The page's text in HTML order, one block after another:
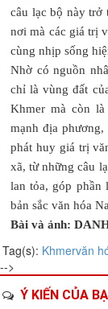
câu lạc bộ này trở
nơi mà các giá trị
cùng nhịp sống
Nhờ có nguồn
chỉ là vùng đất
Khmer mà còn
mạnh địa
phát huy giá trị
xã, từ những câu
lan tỏa, góp phần
bản sắc văn hóa
Bài và ảnh:
Tag(s): Khmervăn
-->
Ý KIẾN CỦA